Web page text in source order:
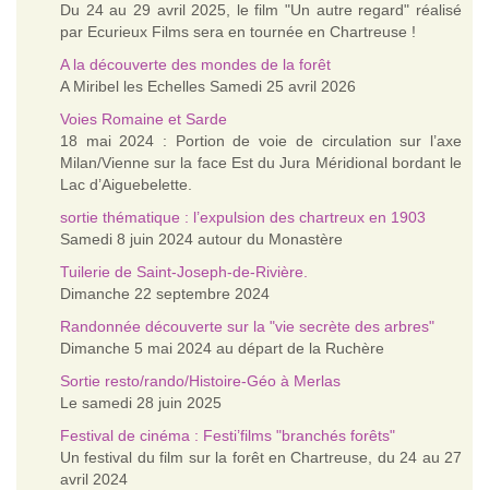
Du 24 au 29 avril 2025, le film "Un autre regard" réalisé
par Ecurieux Films sera en tournée en Chartreuse !
A la découverte des mondes de la forêt
A Miribel les Echelles Samedi 25 avril 2026
Voies Romaine et Sarde
18 mai 2024 : Portion de voie de circulation sur l’axe
Milan/Vienne sur la face Est du Jura Méridional bordant le
Lac d’Aiguebelette.
sortie thématique : l’expulsion des chartreux en 1903
Samedi 8 juin 2024 autour du Monastère
Tuilerie de Saint-Joseph-de-Rivière.
Dimanche 22 septembre 2024
Randonnée découverte sur la "vie secrète des arbres"
Dimanche 5 mai 2024 au départ de la Ruchère
Sortie resto/rando/Histoire-Géo à Merlas
Le samedi 28 juin 2025
Festival de cinéma : Festi’films "branchés forêts"
Un festival du film sur la forêt en Chartreuse, du 24 au 27
avril 2024